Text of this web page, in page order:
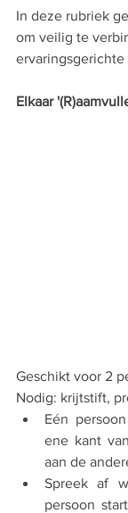
In deze rubriek
om veilig te
Elkaar
Geschikt voor 2
Nodig: krijtstift,
Eén
ene kant
aan de
Spreek af
persoon